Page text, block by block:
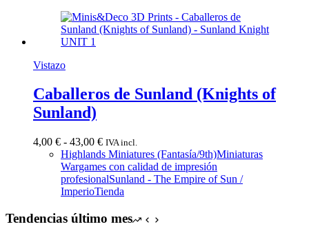
40,00 €
Vistazo
Caballeros de Sunland (Knights of
Sunland)
4,00 € - 43,00 €Rango
de
precios:
desde
4,00 €
43,00 €
IVA incl.
Highlands Miniatures (Fantasía/9th)Miniaturas
Wargames con calidad de impresión
profesionalSunland - The Empire of Sun /
ImperioTienda
Tendencias último mes